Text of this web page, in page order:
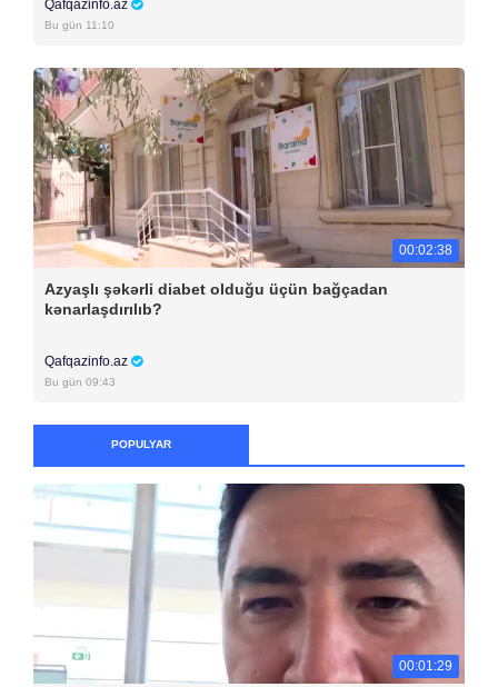
Qafqazinfo.az
Bu gün 11:10
00:02:38
Azyaşlı şəkərli diabet olduğu üçün bağçadan
kənarlaşdırılıb?
Qafqazinfo.az
Bu gün 09:43
POPULYAR
00:01:29